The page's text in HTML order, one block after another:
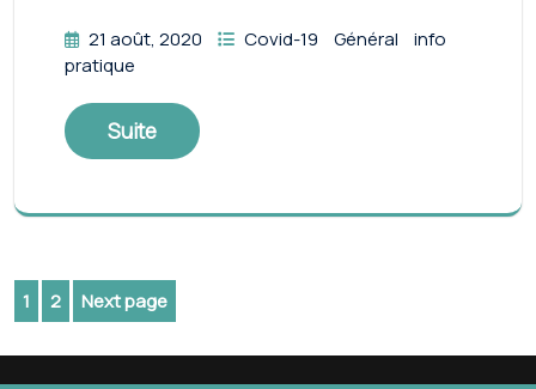
21 août, 2020 Covid-19 Général
info
pratique
Suite
Navigation
articles
Page
1 Page
2 Next page